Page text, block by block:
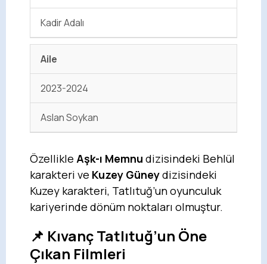
Kadir Adalı
Aile
2023-2024
Aslan Soykan
Özellikle Aşk-ı Memnu dizisindeki Behlül
karakteri ve Kuzey Güneydizisindeki
Kuzey karakteri, Tatlıtuğ’un oyunculuk
kariyerinde dönüm noktaları olmuştur.
📌 Kıvanç Tatlıtuğ’un Öne
Çıkan Filmleri